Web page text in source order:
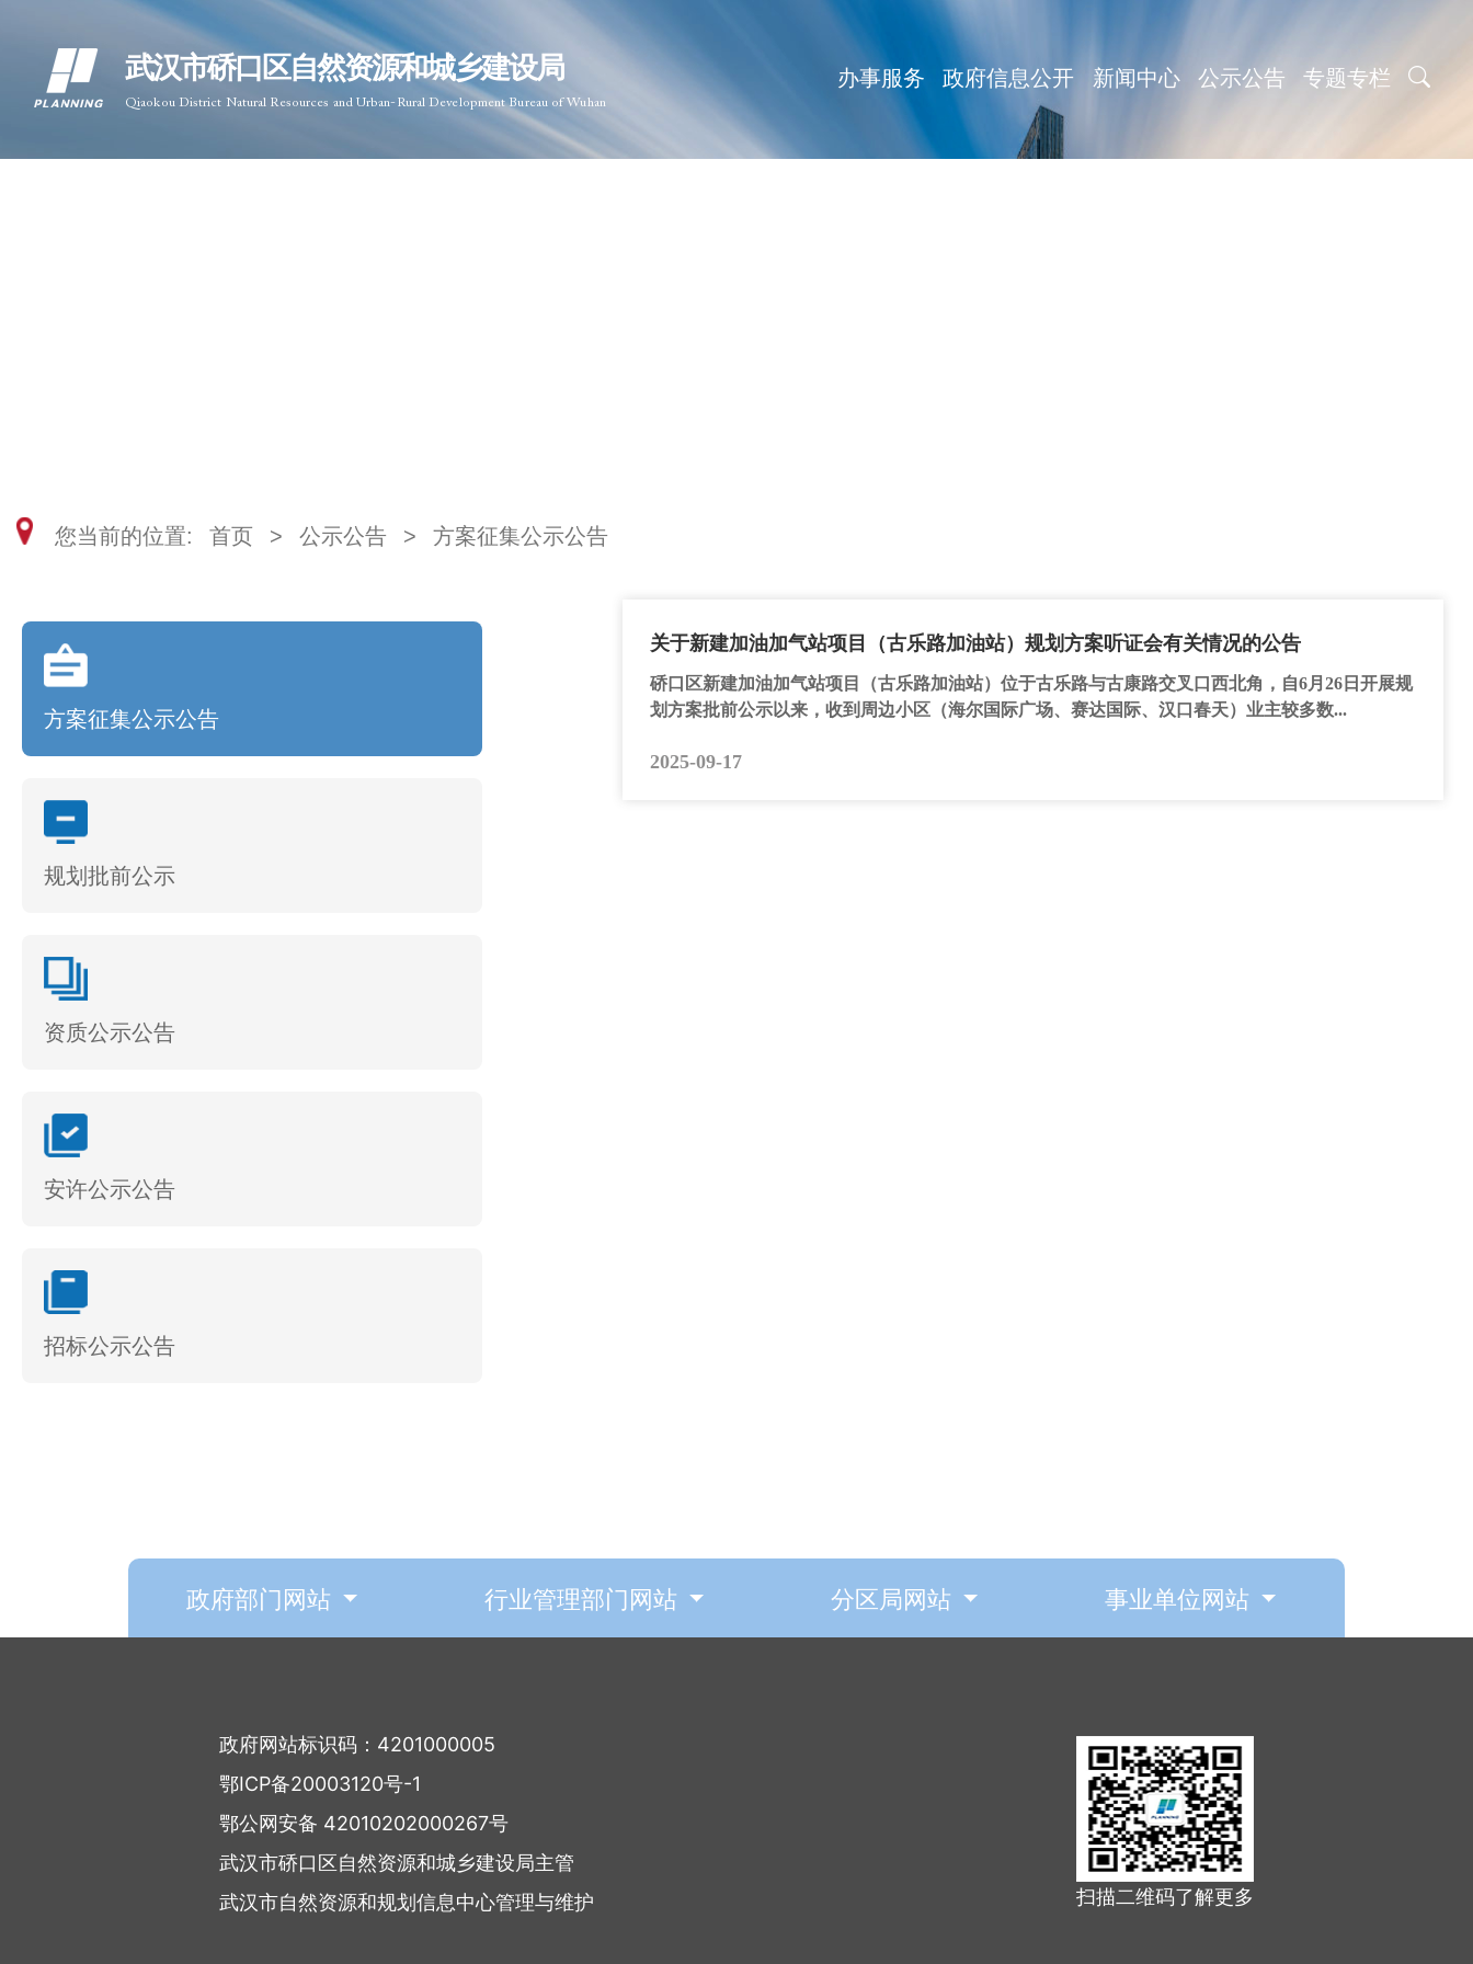
武汉市硚口区自然资源和城乡建设局
Qiaokou District Natural Resources and Urban-Rural Development Bureau of Wuhan
办事服务 政府信息公开 新闻中心 公示公告 专题专栏
您当前的位置: 首页 > 公示公告 > 方案征集公示公告
方案征集公示公告
规划批前公示
资质公示公告
安许公示公告
招标公示公告
关于新建加油加气站项目（古乐路加油站）规划方案听证会有关情况的公告
硚口区新建加油加气站项目（古乐路加油站）位于古乐路与古康路交叉口西北角，自6月26日开展规
划方案批前公示以来，收到周边小区（海尔国际广场、赛达国际、汉口春天）业主较多数...
2025-09-17
政府部门网站 行业管理部门网站 分区局网站 事业单位网站
政府网站标识码：4201000005
鄂ICP备20003120号-1
鄂公网安备 42010202000267号
武汉市硚口区自然资源和城乡建设局主管
武汉市自然资源和规划信息中心管理与维护
扫描二维码了解更多